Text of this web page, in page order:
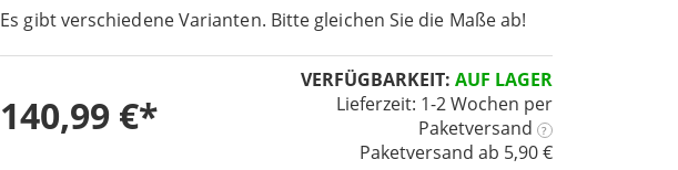
Es gibt verschiedene Varianten. Bitte gleichen Sie die Maße ab!
VERFÜGBARKEIT: AUF LAGER
Lieferzeit: 1-2 Wochen per
Paketversand
?
Paketversand ab 5,90 €
140,99 €